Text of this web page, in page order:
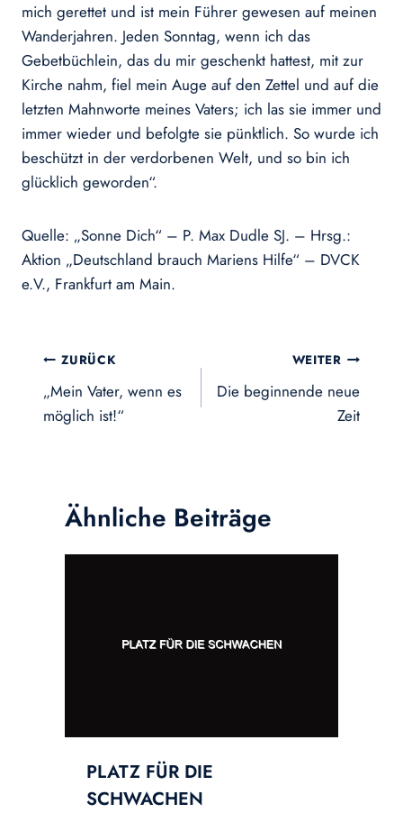
mich gerettet und ist mein Führer gewesen auf meinen
Wanderjahren. Jeden Sonntag, wenn ich das
Gebetbüchlein, das du mir geschenkt hattest, mit zur
Kirche nahm, fiel mein Auge auf den Zettel und auf die
letzten Mahnworte meines Vaters; ich las sie immer und
immer wieder und befolgte sie pünktlich. So wurde ich
beschützt in der verdorbenen Welt, und so bin ich
glücklich geworden“.
Quelle: „Sonne Dich“ – P. Max Dudle SJ. – Hrsg.:
Aktion „Deutschland brauch Mariens Hilfe“ – DVCK
e.V., Frankfurt am Main.
Beitragsnavigation
ZURÜCK
„Mein Vater, wenn es
möglich ist!“
WEITER
Die beginnende neue
Zeit
Ähnliche Beiträge
PLATZ FÜR DIE
SCHWACHEN